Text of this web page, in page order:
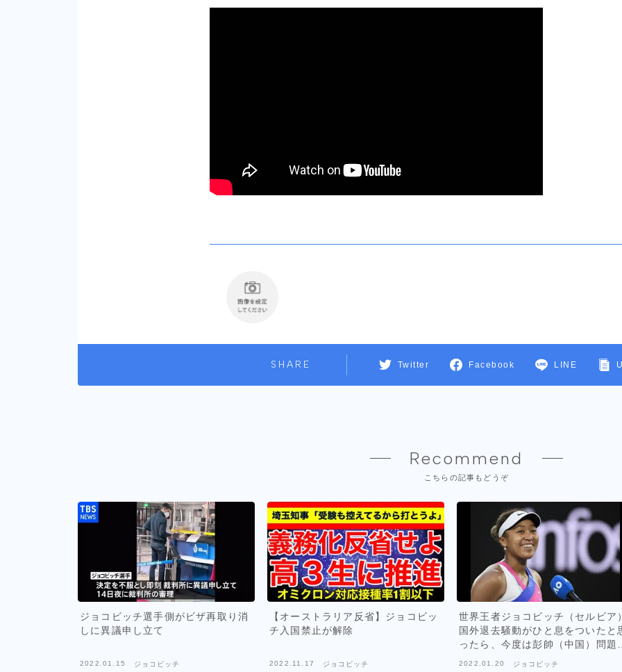
SHARE Twitter Facebook LINE
Recommend
こちらの記事もどうぞ
ジョコビッチ選手側がビザ再取り消
しに異議申し立て
2022.01.15 ジョコビッチ
【オーストラリア反省】ジョコビッ
チ入国禁止が解除
2022.11.17 ジョコビッチ
世界王者ジョコビッチ（セルビア）
国外退去騒動がひと息をついたと
ったら、今度は彭帥（中国）問題が
2022.01.20 ジョコビッチ